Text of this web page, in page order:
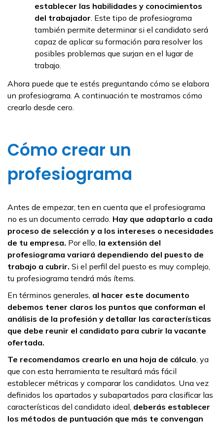
establecer las habilidades y conocimientos
del trabajador . Este tipo de profesiograma
también permite determinar si el candidato será
capaz de aplicar su formación para resolver los
posibles problemas que surjan en el lugar de
trabajo.
Ahora puede que te estés preguntando cómo se elabora
un profesiograma. A continuación te mostramos cómo
crearlo desde cero.
Cómo crear un
profesiograma
Antes de empezar, ten en cuenta que el profesiograma
no es un documento cerrado. Hay que adaptarlo a cada
proceso de selección y a los intereses o necesidades
de tu empresa. Por ello, la extensión del
profesiograma variará dependiendo del puesto de
trabajo a cubrir. Si el perfil del puesto es muy complejo,
tu profesiograma tendrá más ítems.
En términos generales, al hacer este documento
debemos tener claros los puntos que conforman el
análisis de la profesión y detallar las características
que debe reunir el candidato para cubrir la vacante
ofertada.
Te recomendamos crearlo en una hoja de cálculo , ya
que con esta herramienta te resultará más fácil
establecer métricas y comparar los candidatos. Una vez
definidos los apartados y subapartados para clasificar las
características del candidato ideal, deberás establecer
los métodos de puntuación que más te convengan